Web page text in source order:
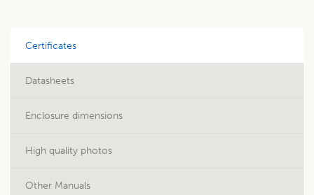
Certificates
Datasheets
Enclosure dimensions
High quality photos
Other Manuals